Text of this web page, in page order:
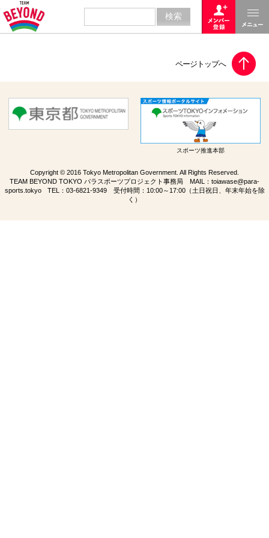
スポーツ推進本部
Copyright © 2016 Tokyo Metropolitan Government. All Rights Reserved.
TEAM BEYOND TOKYO パラスポーツプロジェクト事務局 MAIL： toiawase@para-
sports.tokyoTEL： 03-6821-9349受付時間：10:00～17:00（土日祝日、年末年始を除
く）